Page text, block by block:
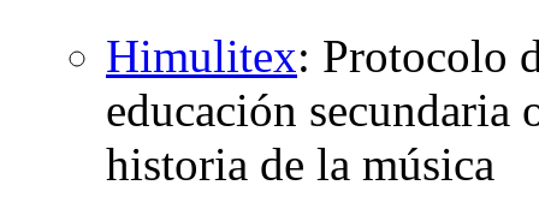
Himulitex: Protocolo
educación secundaria
historia de la música